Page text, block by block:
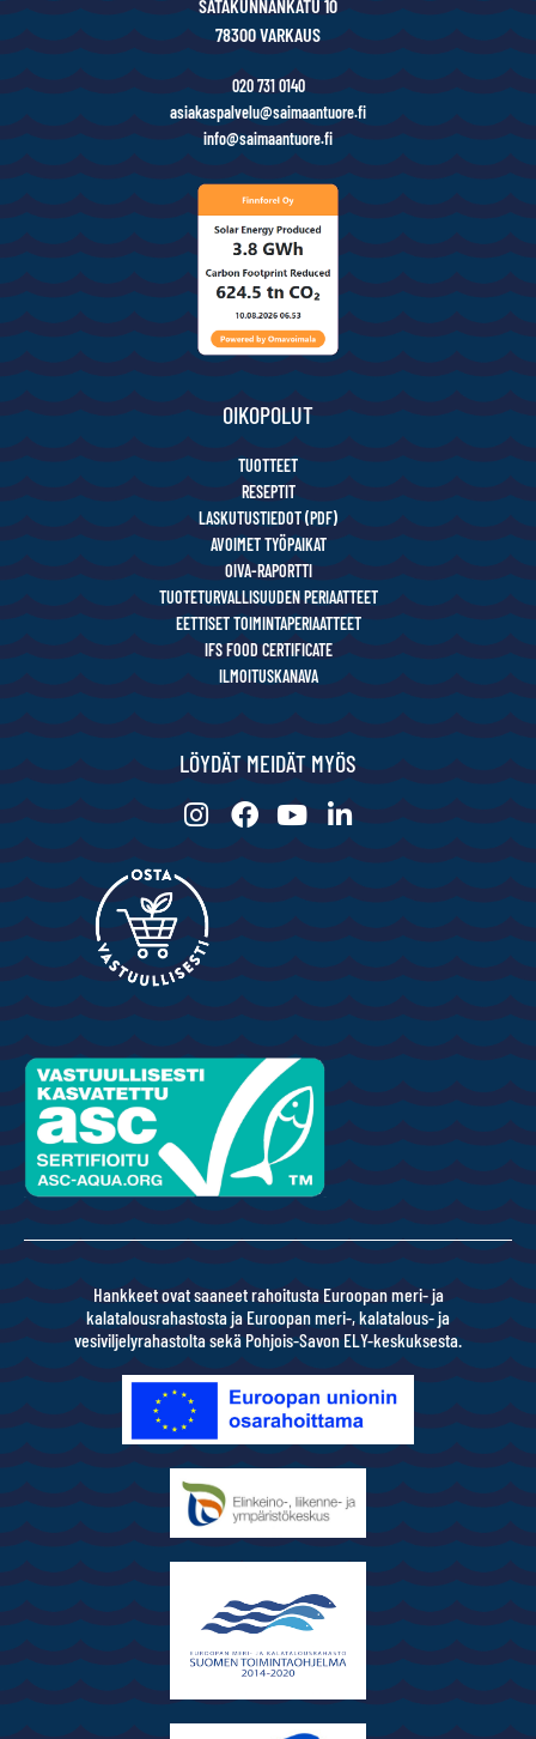
SATAKUNNANKATU 10
78300 VARKAUS
020 731 0140
asiakaspalvelu@saimaantuore.fi
info@saimaantuore.fi
OIKOPOLUT
TUOTTEET
RESEPTIT
LASKUTUSTIEDOT (PDF)
AVOIMET TYÖPAIKAT
OIVA-RAPORTTI
TUOTETURVALLISUUDEN PERIAATTEET
EETTISET TOIMINTAPERIAATTEET
IFS FOOD CERTIFICATE
ILMOITUSKANAVA
LÖYDÄT MEIDÄT MYÖS
Hankkeet ovat saaneet rahoitusta Euroopan meri- ja
kalatalousrahastosta ja Euroopan meri-, kalatalous- ja
vesiviljelyrahastolta sekä Pohjois-Savon ELY-keskuksesta.